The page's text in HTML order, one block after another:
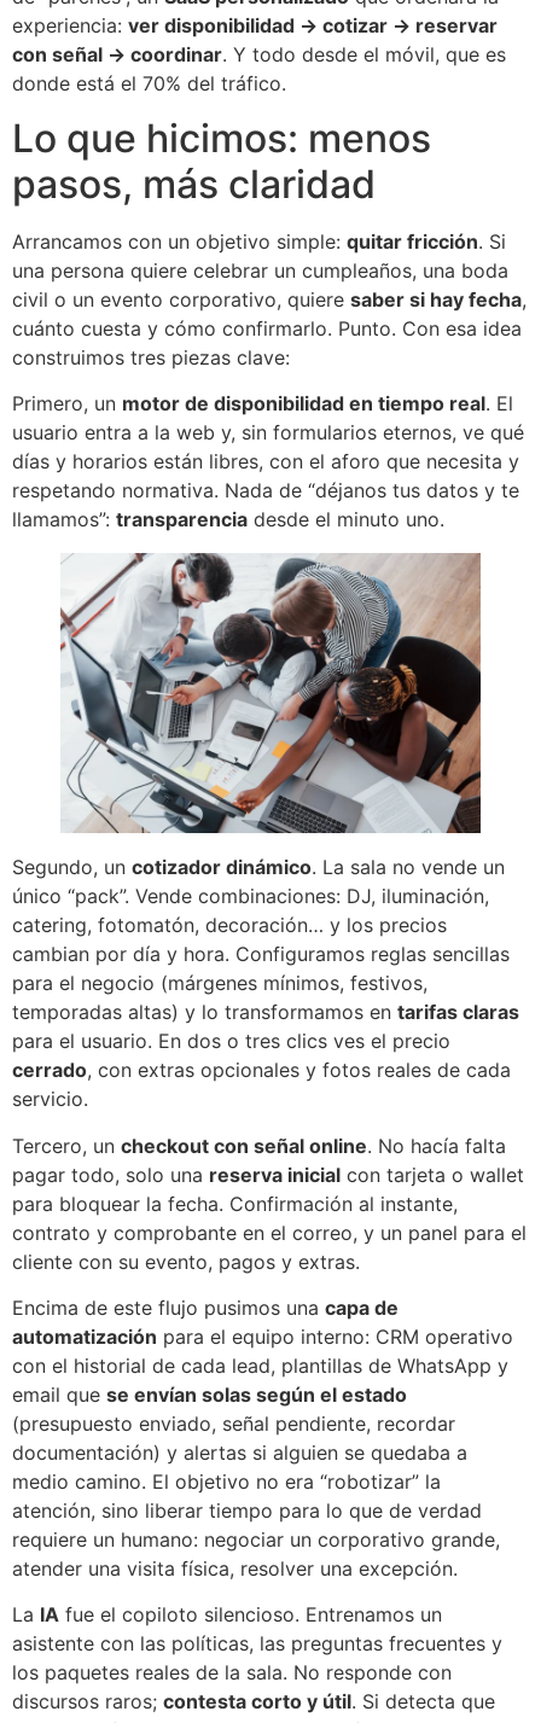
experiencia: ver disponibilidad → cotizar → reservar
con señal → coordinar. Y todo desde el móvil, que es
donde está el 70% del tráfico.
Lo que hicimos: menos
pasos, más claridad
Arrancamos con un objetivo simple: quitar fricción. Si
una persona quiere celebrar un cumpleaños, una boda
civil o un evento corporativo, quiere saber si hay fecha,
cuánto cuesta y cómo confirmarlo. Punto. Con esa idea
construimos tres piezas clave:
Primero, un motor de disponibilidad en tiempo real. El
usuario entra a la web y, sin formularios eternos, ve qué
días y horarios están libres, con el aforo que necesita y
respetando normativa. Nada de “déjanos tus datos y te
llamamos”: transparencia desde el minuto uno.
Segundo, un cotizador dinámico. La sala no vende un
único “pack”. Vende combinaciones: DJ, iluminación,
catering, fotomatón, decoración… y los precios
cambian por día y hora. Configuramos reglas sencillas
para el negocio (márgenes mínimos, festivos,
temporadas altas) y lo transformamos en tarifas claras
para el usuario. En dos o tres clics ves el precio
cerrado, con extras opcionales y fotos reales de cada
servicio.
Tercero, un checkout con señal online. No hacía falta
pagar todo, solo una reserva inicial con tarjeta o wallet
para bloquear la fecha. Confirmación al instante,
contrato y comprobante en el correo, y un panel para el
cliente con su evento, pagos y extras.
Encima de este flujo pusimos una capa de
automatización para el equipo interno: CRM operativo
con el historial de cada lead, plantillas de WhatsApp y
email que se envían solas según el estado
(presupuesto enviado, señal pendiente, recordar
documentación) y alertas si alguien se quedaba a
medio camino. El objetivo no era “robotizar” la
atención, sino liberar tiempo para lo que de verdad
requiere un humano: negociar un corporativo grande,
atender una visita física, resolver una excepción.
La IA fue el copiloto silencioso. Entrenamos un
asistente con las políticas, las preguntas frecuentes y
los paquetes reales de la sala. No responde con
discursos raros; contesta corto y útil. Si detecta que